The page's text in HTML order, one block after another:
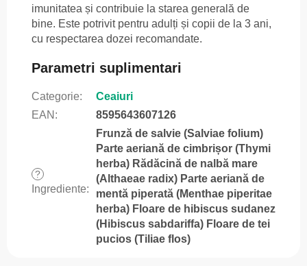
imunitatea și contribuie la starea generală de
bine. Este potrivit pentru adulți și copii de la 3 ani,
cu respectarea dozei recomandate.
Parametri suplimentari
Categorie:
Ceaiuri
EAN : 8595643607126
?
Ingrediente:
Frunză de salvie (Salviae folium)
Parte aeriană de cimbrișor (Thymi
herba) Rădăcină de nalbă mare
(Althaeae radix) Parte aeriană de
mentă piperată (Menthae piperitae
herba) Floare de hibiscus sudanez
(Hibiscus sabdariffa) Floare de tei
pucios (Tiliae flos)